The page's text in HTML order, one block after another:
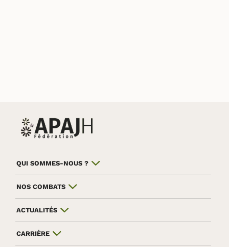
QUI SOMMES-NOUS ?
NOS COMBATS
ACTUALITÉS
CARRIÈRE